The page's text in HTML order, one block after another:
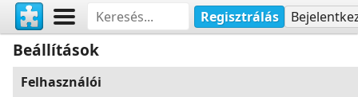
Regisztrálás
Beállítások
Felhasználói